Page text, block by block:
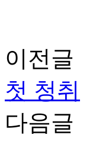
이전글
첫 청취
다음글